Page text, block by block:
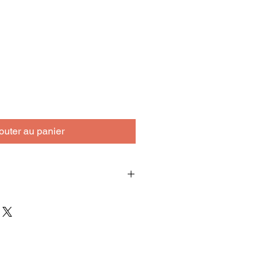
au panier
propre, sec et de préfence à